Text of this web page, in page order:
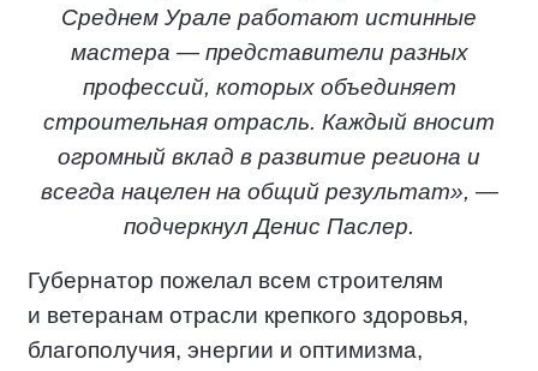
Среднем Урале работают истинные
мастера — представители разных
профессий, которых объединяет
строительная отрасль. Каждый вносит
огромный вклад в развитие региона и
всегда нацелен на общий результат», —
подчеркнул Денис Паслер.
Губернатор пожелал всем строителям
и ветеранам отрасли крепкого здоровья,
благополучия, энергии и оптимизма,